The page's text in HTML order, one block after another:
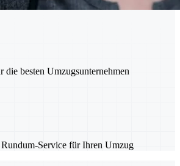
die besten Umzugsunternehmen
Service für Ihren Umzug